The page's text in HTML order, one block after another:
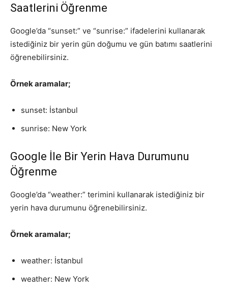
Saatlerini Öğrenme
Google’da “sunset:” ve “sunrise:” ifadelerini kullanarak
istediğiniz bir yerin gün doğumu ve gün batımı saatlerini
öğrenebilirsiniz.
Örnek aramalar;
sunset: İstanbul
sunrise: New York
Google İle Bir Yerin Hava Durumunu
Öğrenme
Google’da “weather:” terimini kullanarak istediğiniz bir
yerin hava durumunu öğrenebilirsiniz.
Örnek aramalar;
weather: İstanbul
weather: New York